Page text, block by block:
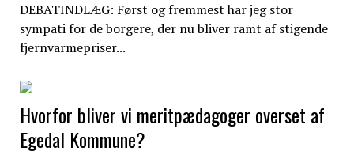
DEBATINDLÆG: Først og fremmest har jeg stor
sympati for de borgere, der nu bliver ramt af stigende
fjernvarmepriser...
Hvorfor bliver vi meritpædagoger overset af
Egedal Kommune?